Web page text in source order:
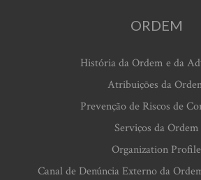
ORDEM
História da Ordem e da
Atribuições da
Prevenção de Riscos de
Serviços da Ordem
Organization Profile
Canal de Denúncia Externo da